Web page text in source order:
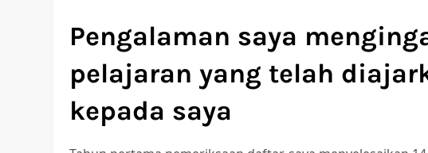
Pengalaman saya
pelajaran yang telah
kepada saya